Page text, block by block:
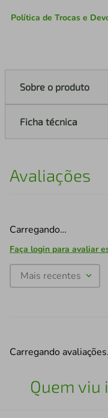
Política de Trocas e
Sobre o produto
Ficha técnica
Avaliações
Carregando…
Faça login para avaliar
Mais recentes
Carregando
Quem viu